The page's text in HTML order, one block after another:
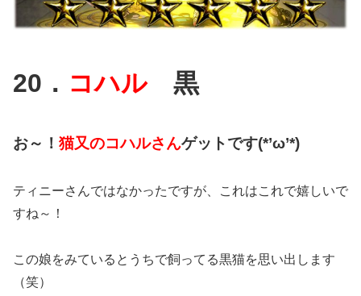
20． コハル黒
お～！ 猫又のコハルさんゲットです(*’ω’*)
ティニーさんではなかったですが、これはこれで嬉しいで
すね～！
この娘をみているとうちで飼ってる黒猫を思い出します
（笑）